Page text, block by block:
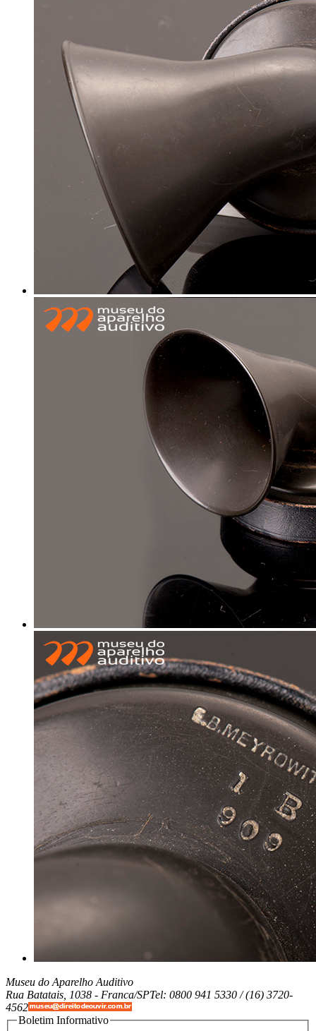
Museu do Aparelho Auditivo
Rua Batatais, 1038 - Franca/SPTel: 0800 941 5330 / (16) 3720-
4562
Boletim Informativo